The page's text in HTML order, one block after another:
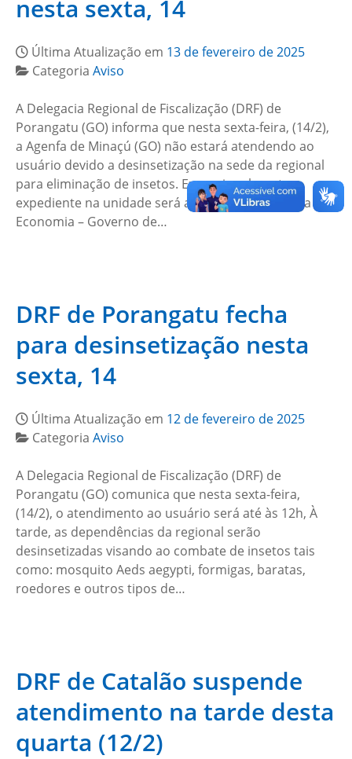
nesta sexta, 14
Última Atualização em 13 de fevereiro de 2025
Categoria Aviso
A Delegacia Regional de Fiscalização (DRF) de
Porangatu (GO) informa que nesta sexta-feira, (14/2),
a Agenfa de Minaçú (GO) não estará atendendo ao
usuário devido a desinsetização na sede da regional
para eliminação de insetos. Excepcionalmente, o
expediente na unidade será até as 12h. Secretaria da
Economia – Governo de…
DRF de Porangatu fecha
para desinsetização nesta
sexta, 14
Última Atualização em 12 de fevereiro de 2025
Categoria Aviso
A Delegacia Regional de Fiscalização (DRF) de
Porangatu (GO) comunica que nesta sexta-feira,
(14/2), o atendimento ao usuário será até às 12h, À
tarde, as dependências da regional serão
desinsetizadas visando ao combate de insetos tais
como: mosquito Aeds aegypti, formigas, baratas,
roedores e outros tipos de…
DRF de Catalão suspende
atendimento na tarde desta
quarta (12/2)